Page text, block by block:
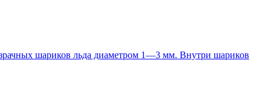
шариков льда диаметром 1—3 мм. Внутри шариков